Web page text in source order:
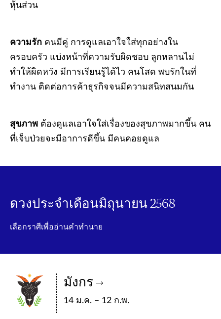
หุ้นส่วน
ความรัก คนมีคู่ การดูแลเอาใจใส่ทุกอย่างใน
ครอบครัว แบ่งหน้าที่ความรับผิดชอบ ลูกหลานไม่
ทำให้ผิดหวัง มีการเรียนรู้ได้ไว คนโสด พบรักในที่
ทำงาน ติดต่อการค้าธุรกิจจนมีความสนิทสนมกัน
สุขภาพ ต้องดูแลเอาใจใส่เรื่องของสุขภาพมากขึ้น คน
ที่เจ็บป่วยจะมีอาการดีขึ้น มีคนคอยดูแล
ดวงประจำเดือนมิถุนายน 2568
เลือกราศีเพื่ออ่านคำทำนาย
มังกร
14 ม.ค. – 12 ก.พ.